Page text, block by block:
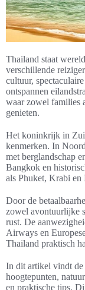
Thailand staat
verschillende
cultuur,
ontspannen
waar zowel families
genieten.
Het koninkrijk in
kenmerken. In
met berglandschap
Bangkok en
als Phuket, Krabi en
Door de
zowel avontuurlijke
rust. De
Airways en
Thailand praktisch
In dit artikel vindt de
hoogtepunten,
en praktische tips.